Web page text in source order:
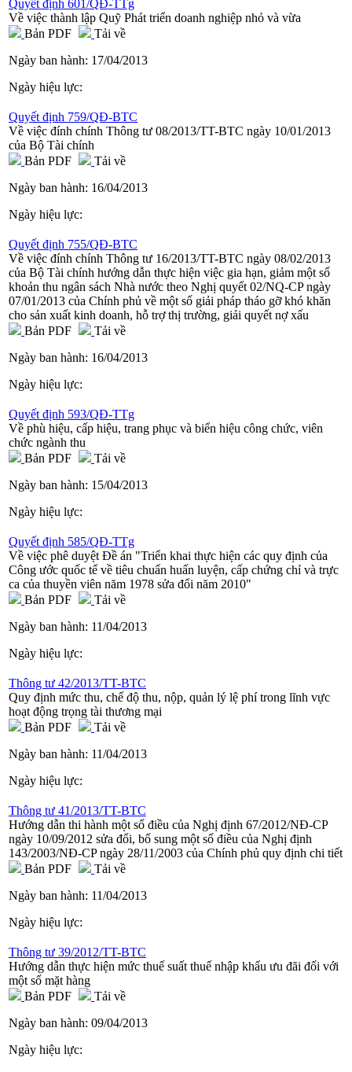
Quyết định 601/QĐ-TTg
Về việc thành lập Quỹ Phát triển doanh nghiệp nhỏ và vừa
Bản PDF
Tải về
Ngày ban hành: 17/04/2013
Ngày hiệu lực:
Quyết định 759/QĐ-BTC
Về việc đính chính Thông tư 08/2013/TT-BTC ngày 10/01/2013
của Bộ Tài chính
Bản PDF
Tải về
Ngày ban hành: 16/04/2013
Ngày hiệu lực:
Quyết định 755/QĐ-BTC
Về việc đính chính Thông tư 16/2013/TT-BTC ngày 08/02/2013
của Bộ Tài chính hướng dẫn thực hiện việc gia hạn, giảm một số
khoản thu ngân sách Nhà nước theo Nghị quyết 02/NQ-CP ngày
07/01/2013 của Chính phủ về một số giải pháp tháo gỡ khó khăn
cho sản xuất kinh doanh, hỗ trợ thị trường, giải quyết nợ xấu
Bản PDF
Tải về
Ngày ban hành: 16/04/2013
Ngày hiệu lực:
Quyết định 593/QĐ-TTg
Về phù hiệu, cấp hiệu, trang phục và biển hiệu công chức, viên
chức ngành thu
Bản PDF
Tải về
Ngày ban hành: 15/04/2013
Ngày hiệu lực:
Quyết định 585/QĐ-TTg
Về việc phê duyệt Đề án "Triển khai thực hiện các quy định của
Công ước quốc tế về tiêu chuẩn huấn luyện, cấp chứng chỉ và trực
ca của thuyền viên năm 1978 sửa đổi năm 2010"
Bản PDF
Tải về
Ngày ban hành: 11/04/2013
Ngày hiệu lực:
Thông tư 42/2013/TT-BTC
Quy định mức thu, chế độ thu, nộp, quản lý lệ phí trong lĩnh vực
hoạt động trọng tài thương mại
Bản PDF
Tải về
Ngày ban hành: 11/04/2013
Ngày hiệu lực:
Thông tư 41/2013/TT-BTC
Hướng dẫn thi hành một số điều của Nghị định 67/2012/NĐ-CP
ngày 10/09/2012 sửa đổi, bổ sung một số điều của Nghị định
143/2003/NĐ-CP ngày 28/11/2003 của Chính phủ quy định chi tiết
Bản PDF
Tải về
Ngày ban hành: 11/04/2013
Ngày hiệu lực:
Thông tư 39/2012/TT-BTC
Hướng dẫn thực hiện mức thuế suất thuế nhập khẩu ưu đãi đối với
một số mặt hàng
Bản PDF
Tải về
Ngày ban hành: 09/04/2013
Ngày hiệu lực: